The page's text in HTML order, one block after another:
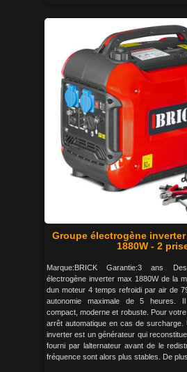
Groupe électrogène
1880W - 2
Marque:BRICK Garantie:3 ans
électrogène inverter max 1880W de la
dun moteur 4 temps refroidi par air de
autonomie maximale de 5 heures.
compact, moderne et robuste. Pour
arrêt automatique en cas de surcharge.
inverter est un générateur qui
fourni par lalternateur avant de le
fréquence sont alors plus stables. De